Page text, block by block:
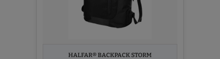
HALFAR® BACKPACK STORM